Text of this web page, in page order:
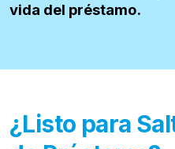
vida del préstamo.
¿Listo para